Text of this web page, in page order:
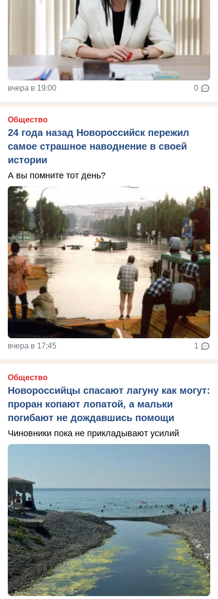
вчера в 19:00 0
Общество
24 года назад Новороссийск пережил
самое страшное наводнение в своей
истории
А вы помните тот день?
вчера в 17:45 1
Общество
Новороссийцы спасают лагуну как могут:
проран копают лопатой, а мальки
погибают не дождавшись помощи
Чиновники пока не прикладывают усилий